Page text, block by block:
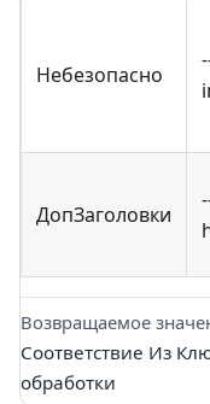
Небезопасно
ДопЗаголовки
Возвращаемое
Соответствие Из
обработки